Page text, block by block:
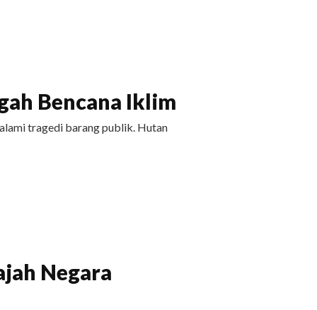
Bencana Iklim
tragedi barang publik. Hutan
Negara